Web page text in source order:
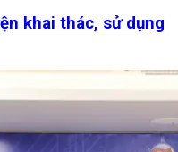
khai thác, sử dụng